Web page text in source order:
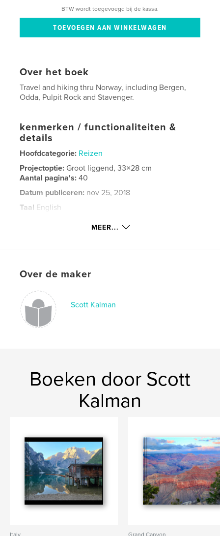
BTW wordt toegevoegd bij de kassa.
Over het boek
Travel and hiking thru Norway, including Bergen,
Odda, Pulpit Rock and Stavenger.
kenmerken / functionaliteiten &
details
Hoofdcategorie: Reizen
Projectoptie: Groot liggend, 33×28 cm
Aantal pagina's:40
Datum publiceren: nov 25, 2018
Taal English
MEER...
Over de maker
Scott Kalman
Boeken door Scott
Kalman
Italy Grand Canyon